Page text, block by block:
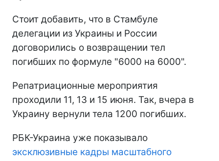
Стоит добавить, что в Стамбуле
делегации из Украины и России
договорились о возвращении тел
погибших по формуле "6000 на 6000".
Репатриационные мероприятия
проходили 11, 13 и 15 июня. Так, вчера в
Украину вернули тела 1200 погибших.
РБК-Украина уже показывало
эксклюзивные кадры масштабного